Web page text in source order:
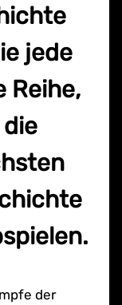
jede
Reihe,
der